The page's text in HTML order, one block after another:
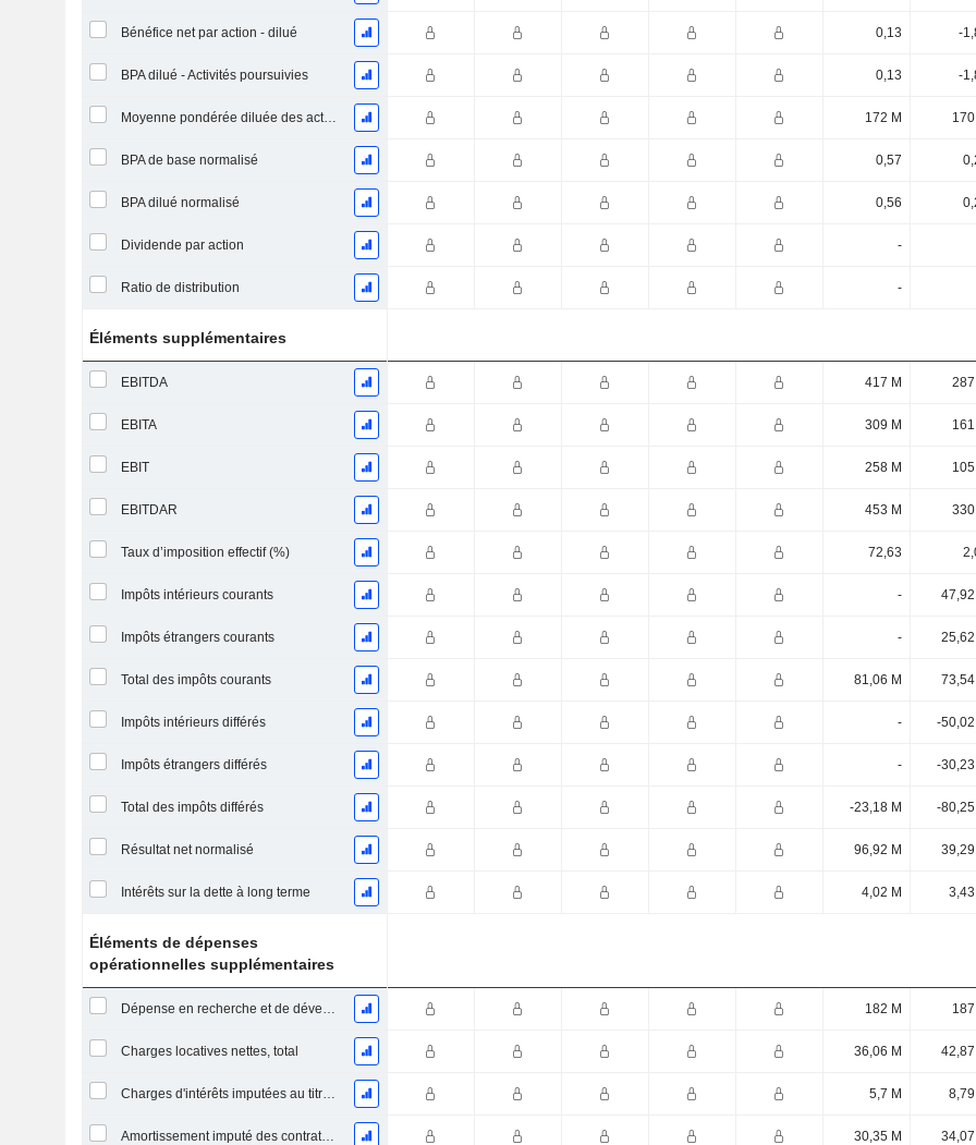
Bénéfice net par action - dilué 0,13 -
BPA dilué - Activités poursuivies 0,13 -
Moyenne pondérée diluée des actions en circulation 172 M 170
BPA de base normalisé 0,57
BPA dilué normalisé 0,56
Dividende par action -
Ratio de distribution -
Éléments supplémentaires
EBITDA 417 M 287
EBITA 309 M 161
EBIT 258 M 105
EBITDAR 453 M 330
Taux d’imposition effectif (%) 72,63
Impôts intérieurs courants - 47,92
Impôts étrangers courants - 25,62
Total des impôts courants 81,06 M 73,54
Impôts intérieurs différés - -50,02
Impôts étrangers différés - -30,23
Total des impôts différés -23,18 M -80,25
Résultat net normalisé 96,92 M 39,29
Intérêts sur la dette à long terme 4,02 M 3,43
Éléments de dépenses
opérationnelles supplémentaires
Dépense en recherche et de développement 182 M 187
Charges locatives nettes, total 36,06 M 42,87
Charges d'intérêts imputées au titre des contrats de location 5,7 M 8,79
Amortissement imputé des contrats de location simple 30,35 M 34,07